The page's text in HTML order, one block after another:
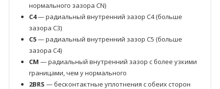
нормального зазора CN)
C4— радиальный внутренний зазор C4 (больше
зазора C3)
C5— радиальный внутренний зазор C5 (больше
зазора C4)
CM — радиальный внутренний зазор с более узкими
границами, чем у нормального
2BRS — бесконтактные уплотнения с обеих сторон